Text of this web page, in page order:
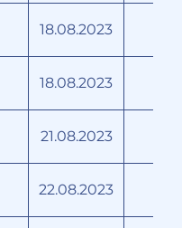
18.08.2023
18.08.2023
21.08.2023
22.08.2023